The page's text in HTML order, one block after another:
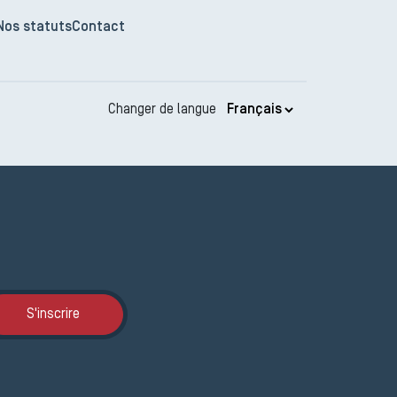
statutsContact
Changer de langue
S'inscrire